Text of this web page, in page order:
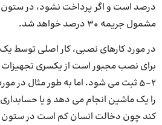
مشمول جریمه 30 درصد خواهد شد.
در مورد کارهای نصبی، کار اصلی توسط
برای نصب مجبور است از یکسری
2-5 ثبت می شود. اما به طور مثال در
را یک ماشین انجام می دهد و یا حسابداری
کند چون دخالت انسان کم است در ستون 3-5 قرار می گیرد.